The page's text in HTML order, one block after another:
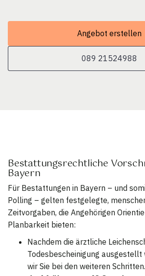
Angebot erstellen
089 21524988
Bestattungsrechtliche
Bayern
Für Bestattungen in Bayern – und
Polling – gelten festgelegte,
Zeitvorgaben, die Angehörigen
Planbarkeit bieten:
Nachdem die ärztliche
Todesbescheinigung ausgestellt
wir Sie bei den weiteren Schritten.